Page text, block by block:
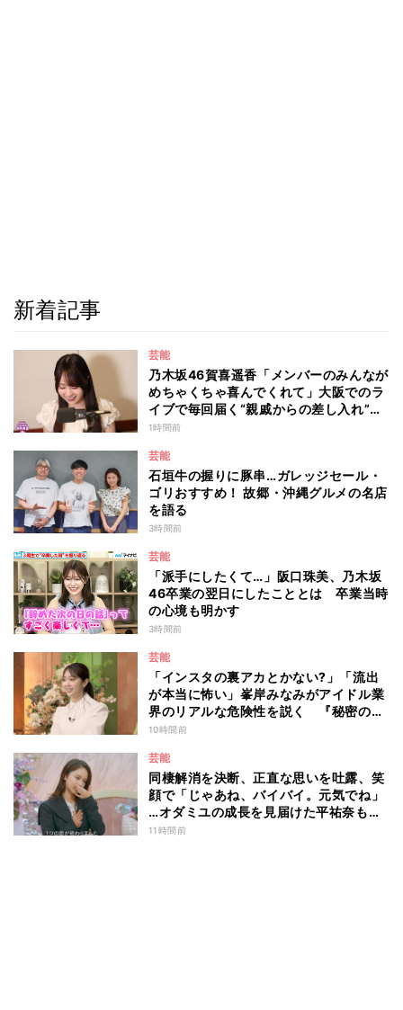
新着記事
芸能
乃木坂46賀喜遥香「メンバーのみんなが
めちゃくちゃ喜んでくれて」大阪でのラ
イブで毎回届く“親戚からの差し入れ”と
は？
1時間前
芸能
石垣牛の握りに豚串…ガレッジセール・
ゴリおすすめ！ 故郷・沖縄グルメの名店
を語る
3時間前
芸能
「派手にしたくて…」阪口珠美、乃木坂
46卒業の翌日にしたこととは 卒業当時
の心境も明かす
3時間前
芸能
「インスタの裏アカとかない?」「流出
が本当に怖い」峯岸みなみがアイドル業
界のリアルな危険性を説く 『秘密のマ
マ園』特別編
10時間前
芸能
同棲解消を決断、正直な思いを吐露、笑
顔で「じゃあね、バイバイ。元気でね」
…オダミユの成長を見届けた平祐奈も思
わず涙 『ガールオアレディ3』
11時間前